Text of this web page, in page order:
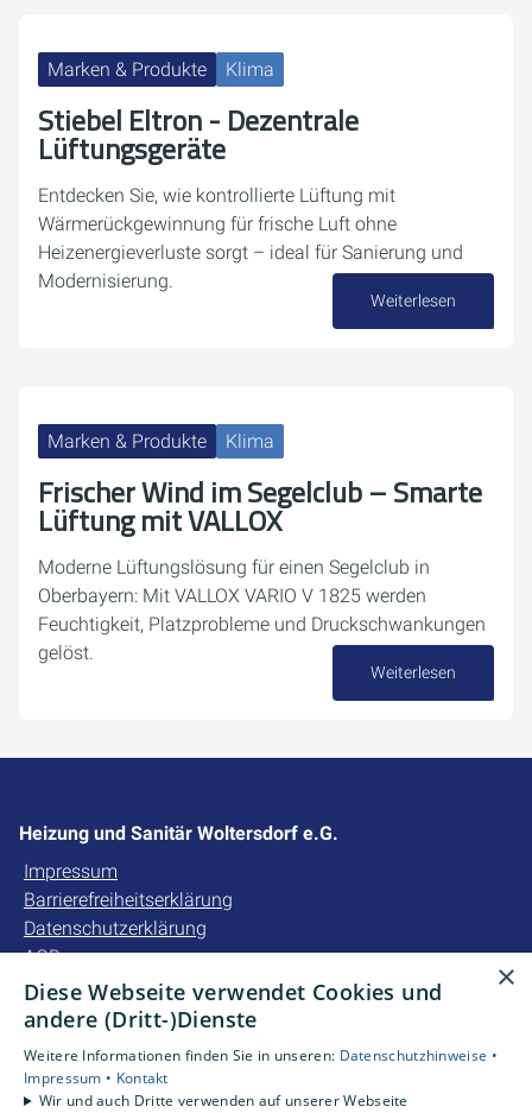
Marken & Produkte Klima
Stiebel Eltron - Dezentrale
Lüftungsgeräte
Entdecken Sie, wie kontrollierte Lüftung mit
Wärmerückgewinnung für frische Luft ohne
Heizenergieverluste sorgt – ideal für Sanierung und
Modernisierung.
Weiterlesen
Marken & Produkte Klima
Frischer Wind im Segelclub – Smarte
Lüftung mit VALLOX
Moderne Lüftungslösung für einen Segelclub in
Oberbayern: Mit VALLOX VARIO V 1825 werden
Feuchtigkeit, Platzprobleme und Druckschwankungen
gelöst.
Weiterlesen
Heizung und Sanitär Woltersdorf e.G.
Impressum
Barrierefreiheitserklärung
Datenschutzerklärung
AGB
Unsere Bereiche
Gewerbekunden
Karriere
×
Diese Webseite verwendet Cookies und
andere (Dritt-)Dienste
Weitere Informationen finden Sie in unseren: Datenschutzhinweise •
Impressum • Kontakt
Wir und auch Dritte verwenden auf unserer Webseite